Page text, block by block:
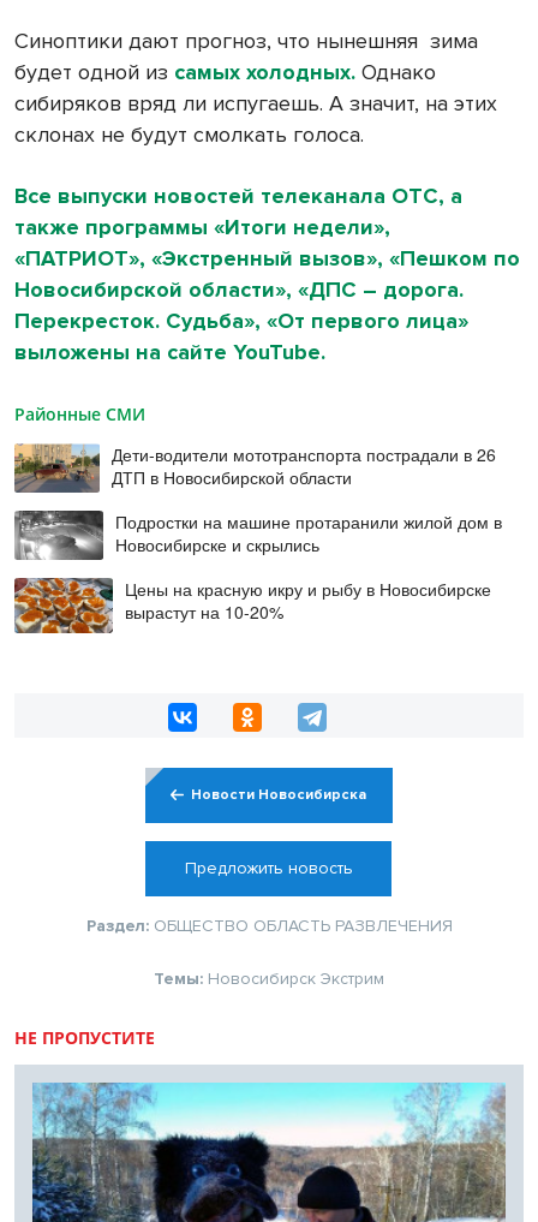
Синоптики дают прогноз, что нынешняя зима
будет одной из самых холодных. Однако
сибиряков вряд ли испугаешь. А значит, на этих
склонах не будут смолкать голоса.
Все выпуски новостей телеканала ОТС, а
также программы «Итоги недели»,
«ПАТРИОТ», «Экстренный вызов», «Пешком по
Новосибирской области», «ДПС – дорога.
Перекресток. Судьба», «От первого лица»
выложены на сайте YouTube.
Районные СМИ
Дети-водители мототранспорта пострадали в 26
ДТП в Новосибирской области
Подростки на машине протаранили жилой дом в
Новосибирске и скрылись
Цены на красную икру и рыбу в Новосибирске
вырастут на 10-20%
Новости Новосибирска
Предложить новость
Раздел: ОБЩЕСТВО ОБЛАСТЬ РАЗВЛЕЧЕНИЯ
Темы: Новосибирск Экстрим
НЕ ПРОПУСТИТЕ